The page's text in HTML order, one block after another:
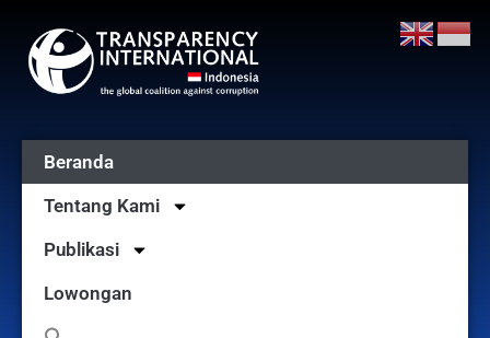
Beranda
Tentang Kami
Publikasi
Lowongan